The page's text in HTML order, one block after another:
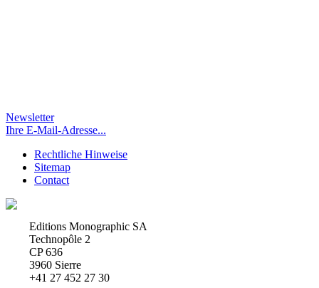
Newsletter
Ihre E-Mail-Adresse...
Rechtliche Hinweise
Sitemap
Contact
Editions Monographic SA
Technopôle 2
CP 636
3960 Sierre
+41 27 452 27 30